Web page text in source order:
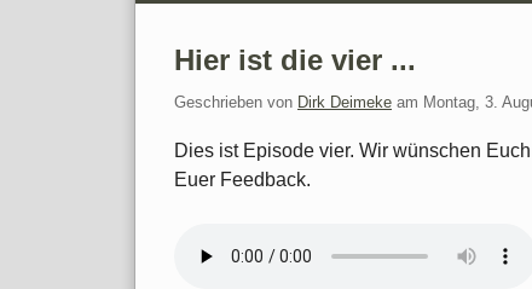
Hier ist die vier ...
Geschrieben von Dirk Deimeke am Montag, 3.
Dies ist Episode vier. Wir wünschen
Euer Feedback.